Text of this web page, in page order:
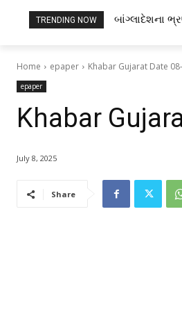
TRENDING NOW બાંગ્લાદેશના
Home epaper Khabar Gujarat Date
epaper
Khabar
July 8, 2025
Share